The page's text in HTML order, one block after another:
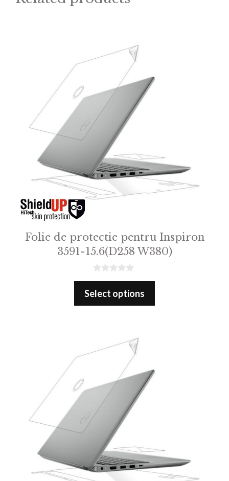
Folie de protectie pentru Inspiron
3591-15.6(D258 W380)
0
u
Select options